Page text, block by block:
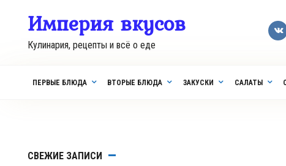
Империя вкусов
Кулинария, рецепты и всё о еде
ПЕРВЫЕ БЛЮДА ВТОРЫЕ БЛЮДА ЗАКУСКИ САЛАТЫ
СВЕЖИЕ ЗАПИСИ